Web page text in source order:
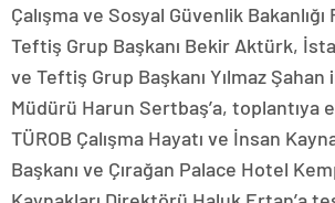
Çalışma ve Sosyal Güvenlik
Teftiş Grup Başkanı Bekir Aktürk,
ve Teftiş Grup Başkanı Yılmaz
Müdürü Harun Sertbaş’a, toplantıya
TÜROB Çalışma Hayatı ve İnsan
Başkanı ve Çırağan Palace Hotel